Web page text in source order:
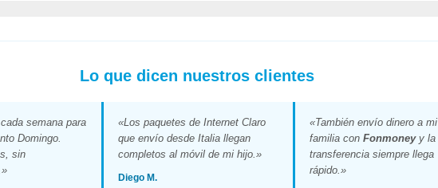
Lo que dicen nuestros clientes
semana para
Domingo.
sin
«Los paquetes de Internet Claro
que envío desde Italia llegan
completos al móvil de mi hijo.»
Diego M.
«También envío dinero a mi
familia conFonmoneyy la
transferencia siempre llega
rápido.»